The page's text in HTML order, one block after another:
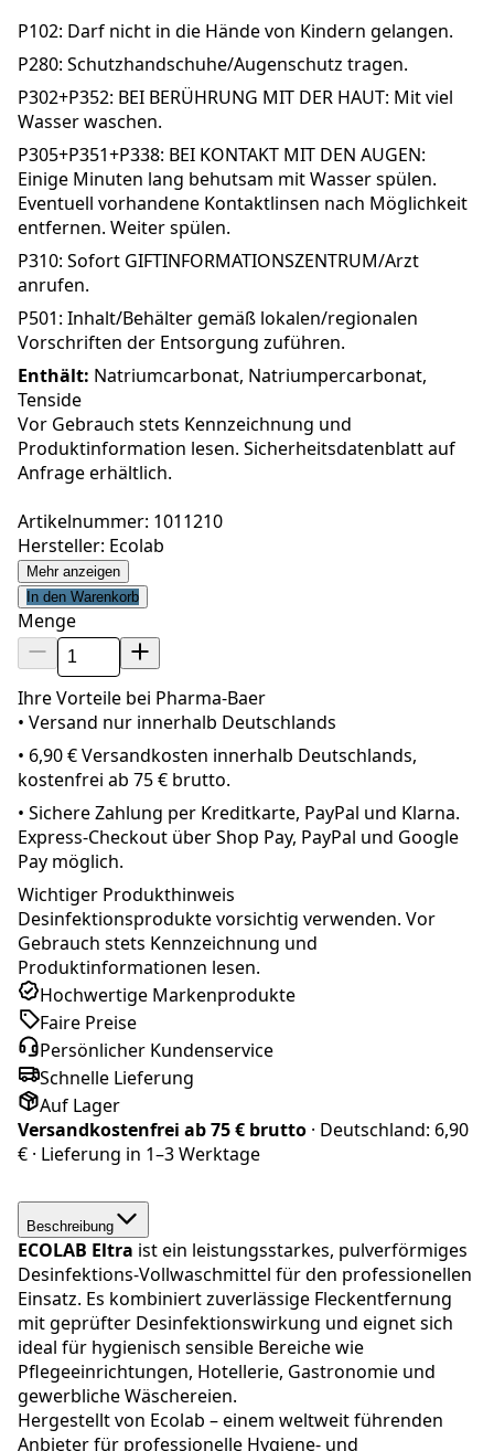
P102: Darf nicht in die Hände von Kindern gelangen.
P280: Schutzhandschuhe/Augenschutz tragen.
P302+P352: BEI BERÜHRUNG MIT DER HAUT: Mit viel
Wasser waschen.
P305+P351+P338: BEI KONTAKT MIT DEN AUGEN:
Einige Minuten lang behutsam mit Wasser spülen.
Eventuell vorhandene Kontaktlinsen nach Möglichkeit
entfernen. Weiter spülen.
P310: Sofort GIFTINFORMATIONSZENTRUM/Arzt
anrufen.
P501: Inhalt/Behälter gemäß lokalen/regionalen
Vorschriften der Entsorgung zuführen.
Enthält: Natriumcarbonat, Natriumpercarbonat,
Tenside
Vor Gebrauch stets Kennzeichnung und
Produktinformation lesen. Sicherheitsdatenblatt auf
Anfrage erhältlich.
Artikelnummer: 1011210
Hersteller: Ecolab
Mehr anzeigen
In den Warenkorb
Menge
Ihre Vorteile bei Pharma-Baer
• Versand nur innerhalb Deutschlands
• 6,90 € Versandkosten innerhalb Deutschlands,
kostenfrei ab 75 € brutto.
• Sichere Zahlung per Kreditkarte, PayPal und Klarna.
Express-Checkout über Shop Pay, PayPal und Google
Pay möglich.
Wichtiger Produkthinweis
Desinfektionsprodukte vorsichtig verwenden. Vor
Gebrauch stets Kennzeichnung und
Produktinformationen lesen.
Hochwertige Markenprodukte
Faire Preise
Persönlicher Kundenservice
Schnelle Lieferung
Auf Lager
Versandkostenfrei ab75 € brutto · Deutschland: 6,90
€ · Lieferung in 1–3 Werktage
Beschreibung
ECOLAB Eltra ist ein leistungsstarkes, pulverförmiges
Desinfektions-Vollwaschmittel für den professionellen
Einsatz. Es kombiniert zuverlässige Fleckentfernung
mit geprüfter Desinfektionswirkung und eignet sich
ideal für hygienisch sensible Bereiche wie
Pflegeeinrichtungen, Hotellerie, Gastronomie und
gewerbliche Wäschereien.
Hergestellt von Ecolab – einem weltweit führenden
Anbieter für professionelle Hygiene- und